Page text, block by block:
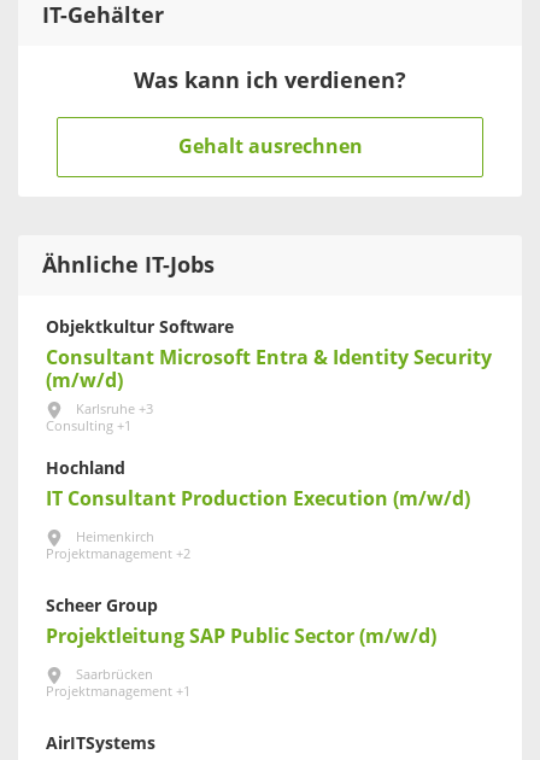
IT-Gehälter
Was kann ich verdienen?
Gehalt ausrechnen
Ähnliche IT-Jobs
Objektkultur Software
Consultant Microsoft Entra & Identity Security
(m/w/d)
Karlsruhe +3
Consulting +1
Hochland
IT Consultant Production Execution (m/w/d)
Heimenkirch
Projektmanagement +2
Scheer Group
Projektleitung SAP Public Sector (m/w/d)
Saarbrücken
Projektmanagement +1
AirITSystems